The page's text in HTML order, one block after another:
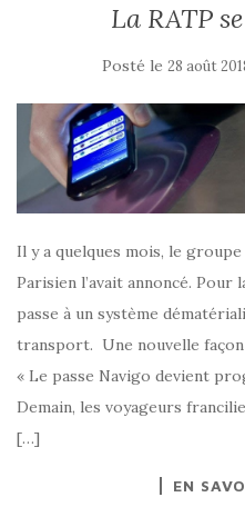
La RATP
Posté le 28 août
Il y a quelques mois, le
Parisien l’avait annoncé.
passe à un système
transport. Une nouvelle
« Le passe Navigo devient
Demain, les voyageurs
[…]
EN